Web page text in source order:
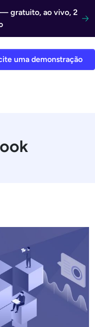
gratuito, ao vivo, 2
uma demonstração